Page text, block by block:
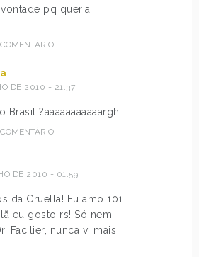
pq queria
DE 2010 - 21:37
?aaaaaaaaaaargh
DE 2010 - 01:59
da Cruella! Eu amo 101
eu gosto rs! Só nem
Facilier, nunca vi mais